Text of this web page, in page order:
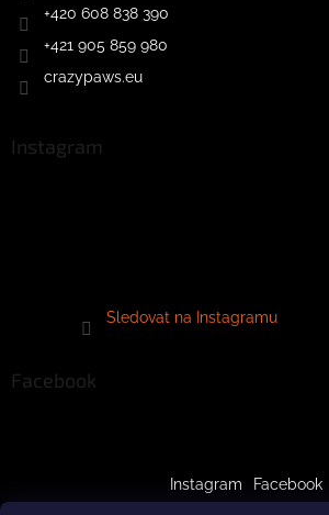
+420 608 838 390
+421 905 859 980
crazypaws.eu
Instagram
Sledovat na Instagramu
Facebook
Instagram Facebook